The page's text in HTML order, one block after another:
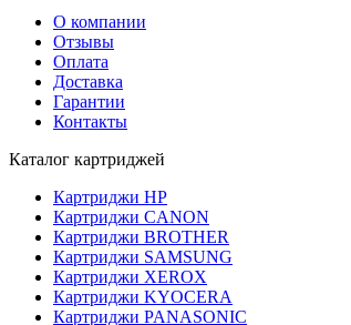
О компании
Отзывы
Оплата
Доставка
Гарантии
Контакты
Каталог картриджей
Картриджи HP
Картриджи CANON
Картриджи BROTHER
Картриджи SAMSUNG
Картриджи XEROX
Картриджи KYOCERA
Картриджи PANASONIC